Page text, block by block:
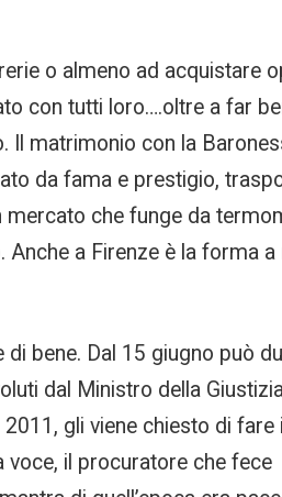
o almeno ad acquistare
con tutti loro….oltre a far
Il matrimonio con la
da fama e prestigio,
che funge da
a Firenze è la forma a
bene. Dal 15 giugno può
dal Ministro della
gli viene chiesto di fare
voce, il procuratore che fece